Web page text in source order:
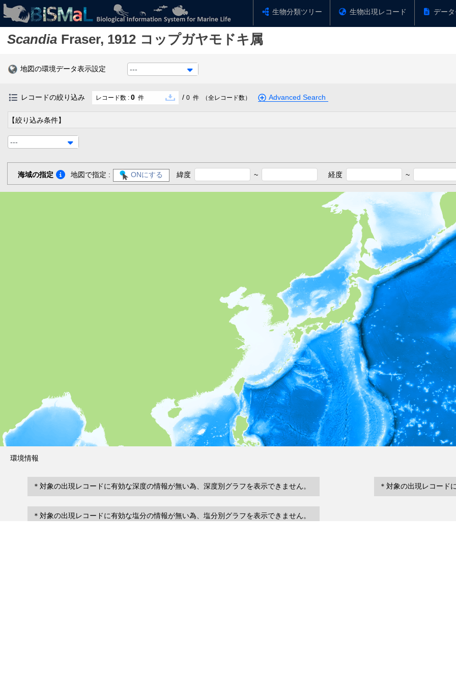
生物分類ツリー 生物出現レコード デー
Scandia Fraser, 1912 コップガヤモドキ属
地図の環境データ表示設定 ---
レコードの絞り込み レコード数 : 0 件 / 0 件 （全レコード数） Advanced Search
【絞り込み条件】
---
海域の指定 地図で指定 : ONにする 緯度 ~ 経度 ~
環境情報
＊対象の出現レコードに有効な深度の情報が無い為、深度別グラフを表示できません。 ＊対象の出現レコード
＊対象の出現レコードに有効な塩分の情報が無い為、塩分別グラフを表示できません。